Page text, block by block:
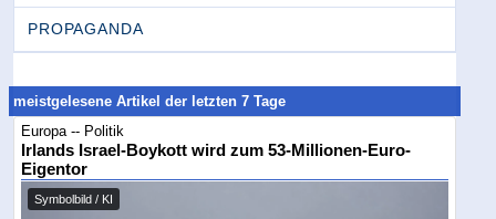
PROPAGANDA
meistgelesene Artikel der letzten 7 Tage
Europa -- Politik
Irlands Israel-Boykott wird zum 53-Millionen-Euro-
Eigentor
Symbolbild / KI